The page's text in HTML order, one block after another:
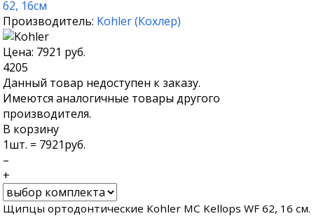
Производитель: Kohler(Кохлер)
Цена: 7921 руб.
4205
Данный товар недоступен к заказу.
Имеются аналогичные товары другого
производителя.
В корзину
1шт. = 7921руб.
–
+
Щипцы ортодонтические Kohler MC Kellops WF 62, 16 см.